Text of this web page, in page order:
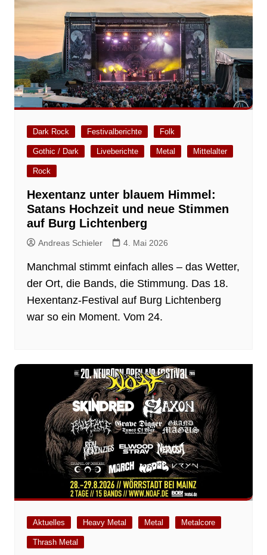
Dark Rock Festivalberichte Folk
Gothic / Dark Liveberichte Metal Mittelalter
Rock
Hexentanz unter blauem Himmel:
Satans Hochzeit und neue Stimmen
auf Burg Lichtenberg
Andreas Schieler 4. Mai 2026
Manchmal stimmt einfach alles – das Wetter,
der Ort, die Bands, die Stimmung. Das 18.
Hexentanz-Festival auf Burg Lichtenberg
war so ein Moment. Vom 24.
Aktuelles Heavy Metal Metal Metalcore
Thrash Metal